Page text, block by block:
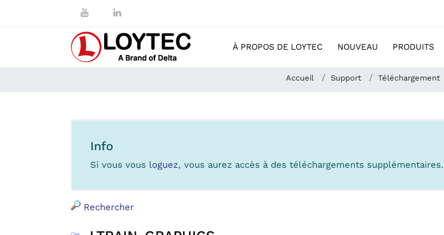
À PROPOS DE LOYTEC NOUVEAU PRODUITS
Accueil Support Téléchargement
Info
Si vous vous loguez, vous aurez accès à des téléchargements supplémentaires.
Rechercher